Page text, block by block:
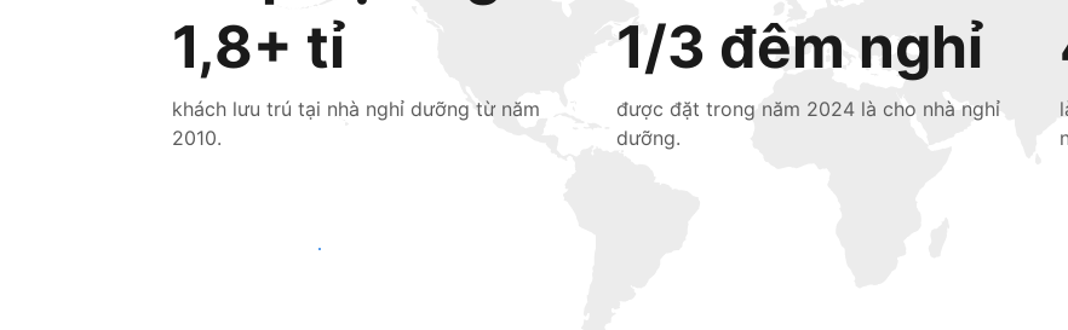
1,8+ tỉ
khách lưu trú tại nhà nghỉ dưỡng từ năm
2010.
1/3 đêm nghỉ
được đặt trong năm 2024 là cho nhà nghỉ
dưỡng.
Tiếp cận khách mới ngay hôm nay